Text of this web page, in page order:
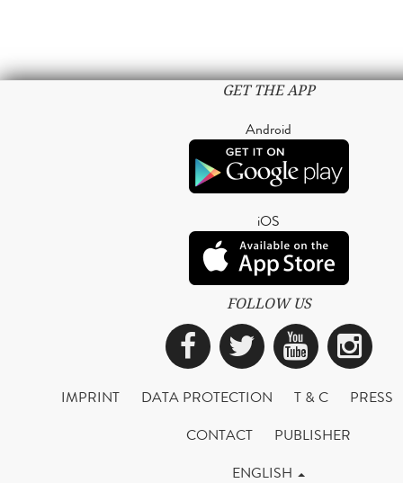
GET THE APP
Android
iOS
FOLLOW US
Facebook
Twitter
IMPRINT DATA PROTECTION T & C
PRESS
CONTACT
PUBLISHER
ENGLISH